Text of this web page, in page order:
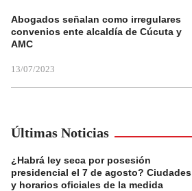
Abogados señalan como irregulares
convenios ente alcaldía de Cúcuta y
AMC
13/07/2023
Últimas Noticias
¿Habrá ley seca por posesión
presidencial el 7 de agosto? Ciudades
y horarios oficiales de la medida